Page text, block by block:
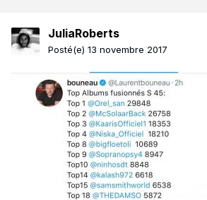
JuliaRoberts
Posté(e) 13 novembre 2017